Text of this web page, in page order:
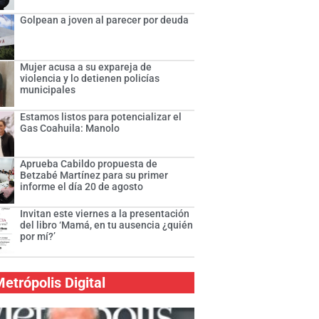
Golpean a joven al parecer por deuda
Mujer acusa a su expareja de
violencia y lo detienen policías
municipales
Estamos listos para potencializar el
Gas Coahuila: Manolo
Aprueba Cabildo propuesta de
Betzabé Martínez para su primer
informe el día 20 de agosto
Invitan este viernes a la presentación
del libro ‘Mamá, en tu ausencia ¿quién
por mí?’
Digital